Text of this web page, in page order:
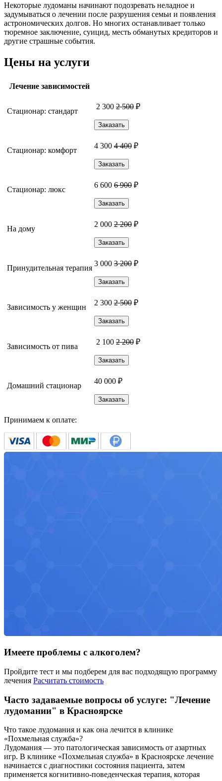
Некоторые лудоманы начинают подозревать неладное и
задумываться о лечении после разрушения семьи и появления
астрономических долгов. Но многих останавливает только
тюремное заключение, суицид, месть обманутых кредиторов и
другие страшные события.
Цены на услуги
Лечение зависимостей
Стационар: стандарт
2 300 2 500 ₽
Заказать
Стационар: комфорт
4 300 4 400 ₽
Заказать
Стационар: люкс
6 600 6 900 ₽
Заказать
На дому
2 000 2 200 ₽
Заказать
Принудительная терапия
3 000 3 200 ₽
Заказать
Зависимость у женщин
2 300 2 500 ₽
Заказать
Зависимость от пива
2 100 2 200 ₽
Заказать
Домашний стационар
40 000 ₽
Заказать
Принимаем к оплате:
Имеете проблемы с алкоголем?
Пройдите тест и мы подберем для вас подходящую программу
лечения Расчитать стоимость
Часто задаваемые вопросы об услуге: "Лечение
лудомании" в Красноярске
Что такое лудомания и как она лечится в клинике
«Похмельная служба»?
Лудомания — это патологическая зависимость от азартных
игр. В клинике «Похмельная служба» в Красноярске лечение
начинается с диагностики состояния пациента, затем
применяется когнитивно-поведенческая терапия, которая